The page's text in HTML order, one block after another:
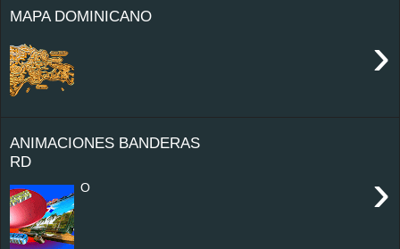
MAPA DOMINICANO
›
ANIMACIONES BANDERAS
RD
›
O